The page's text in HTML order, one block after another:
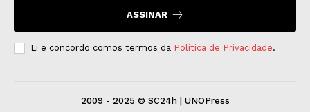
ASSINAR
Li e concordo comos termos da Política de Privacidade.
2009 - 2025 © SC24h | UNOPress